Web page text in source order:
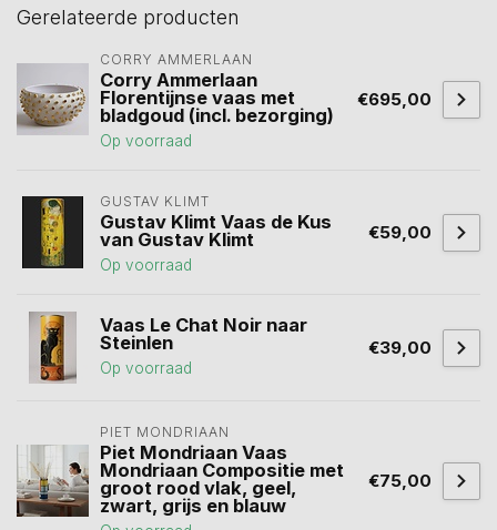
Gerelateerde producten
CORRY AMMERLAAN
Corry Ammerlaan
Florentijnse vaas met
bladgoud (incl. bezorging)
Op voorraad
€695,00
GUSTAV KLIMT
Gustav Klimt Vaas de Kus
van Gustav Klimt
Op voorraad
€59,00
Vaas Le Chat Noir naar
Steinlen
Op voorraad
€39,00
PIET MONDRIAAN
Piet Mondriaan Vaas
Mondriaan Compositie met
groot rood vlak, geel,
zwart, grijs en blauw
€75,00